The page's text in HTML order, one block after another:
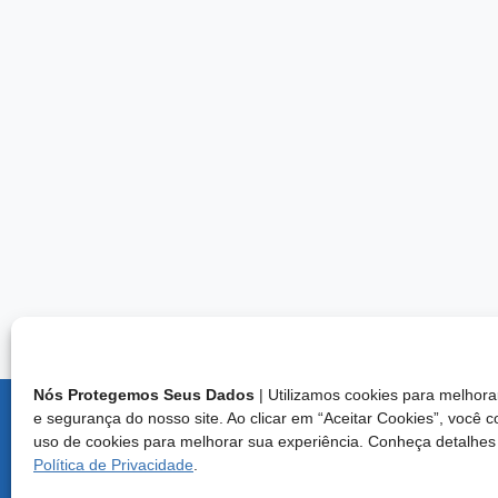
Nós Protegemos Seus Dados | Utilizamos cookies para
e segurança do nosso site. Ao clicar em “Aceitar Cookies”, você
uso de cookies para melhorar sua experiência. Conheça
Política de Privacidade
Brasília/